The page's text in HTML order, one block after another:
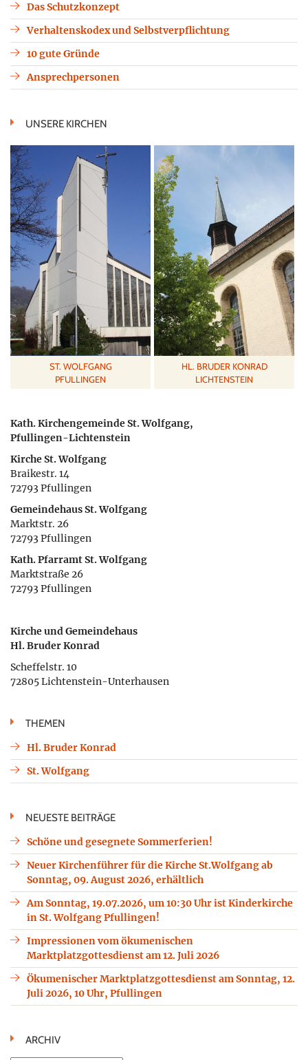
Das Schutzkonzept
Verhaltenskodex und Selbstverpflichtung
10 gute Gründe
Ansprechpersonen
UNSERE KIRCHEN
ST. WOLFGANG
PFULLINGEN
HL. BRUDER KONRAD
LICHTENSTEIN
Kath. Kirchengemeinde St. Wolfgang,
Pfullingen-Lichtenstein
Kirche St. Wolfgang
Braikestr. 14
72793 Pfullingen
Gemeindehaus St. Wolfgang
Marktstr. 26
72793 Pfullingen
Kath. Pfarramt St. Wolfgang
Marktstraße 26
72793 Pfullingen
Kirche und Gemeindehaus
Hl. Bruder Konrad
Scheffelstr. 10
72805 Lichtenstein-Unterhausen
THEMEN
Hl. Bruder Konrad
St. Wolfgang
NEUESTE BEITRÄGE
Schöne und gesegnete Sommerferien!
Neuer Kirchenführer für die Kirche St.Wolfgang ab
Sonntag, 09. August 2026, erhältlich
Am Sonntag, 19.07.2026, um 10:30 Uhr ist Kinderkirche
in St. Wolfgang Pfullingen!
Impressionen vom ökumenischen
Marktplatzgottesdienst am 12. Juli 2026
Ökumenischer Marktplatzgottesdienst am Sonntag, 12.
Juli 2026, 10 Uhr, Pfullingen
ARCHIV